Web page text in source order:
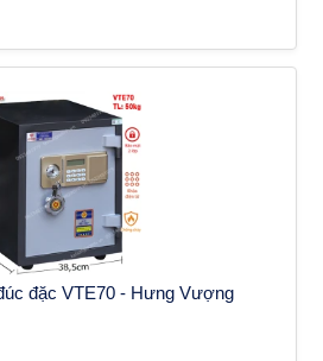
đặc VTE70 - Hưng Vượng